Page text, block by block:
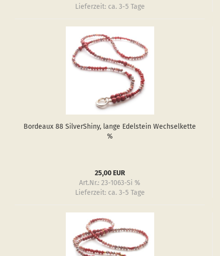
Lieferzeit: ca. 3-5 Tage
Bor­deaux 88 Sil­verS­hiny, lange Edel­stein Wech­sel­ket­te
%
25,00 EUR
Art.Nr.: 23-1063-Si %
Lieferzeit: ca. 3-5 Tage